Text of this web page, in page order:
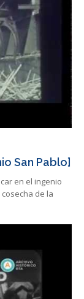
San Pablo]
en el ingenio
de la